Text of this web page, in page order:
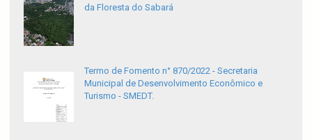
da Floresta do Sabará
Termo de Fomento n° 870/2022 - Secretaria
Municipal de Desenvolvimento Econômico e
Turismo - SMEDT.